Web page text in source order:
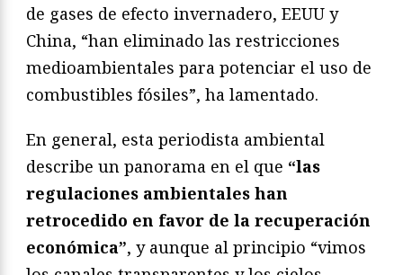
de gases de efecto invernadero, EEUU y
China, “han eliminado las restricciones
medioambientales para potenciar el uso de
combustibles fósiles”, ha lamentado.
En general, esta periodista ambiental
describe un panorama en el que “las
regulaciones ambientales han
retrocedido en favor de la recuperación
económica”, y aunque al principio “vimos